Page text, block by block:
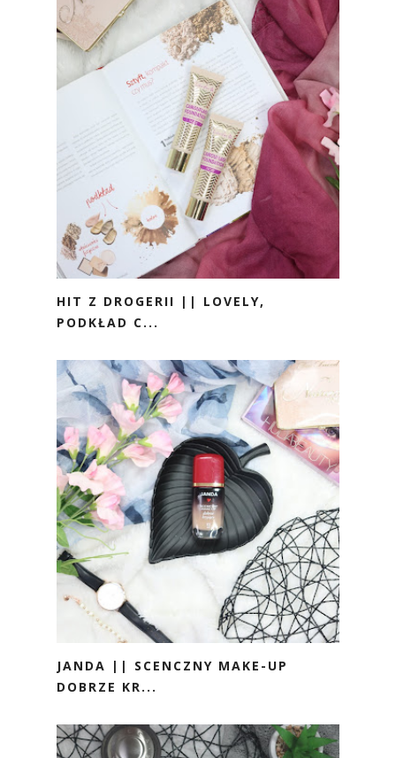
HIT Z DROGERII || LOVELY,
PODKŁAD C...
JANDA || SCENCZNY MAKE-UP
DOBRZE KR...